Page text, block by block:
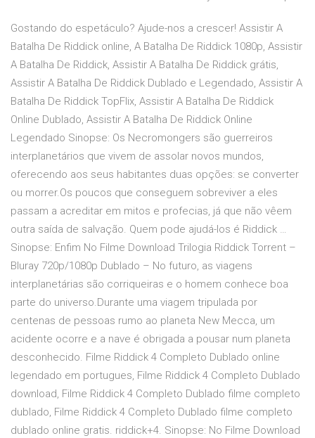
Gostando do espetáculo? Ajude-nos a crescer! Assistir A
Batalha De Riddick online, A Batalha De Riddick 1080p, Assistir
A Batalha De Riddick, Assistir A Batalha De Riddick grátis,
Assistir A Batalha De Riddick Dublado e Legendado, Assistir A
Batalha De Riddick TopFlix, Assistir A Batalha De Riddick
Online Dublado, Assistir A Batalha De Riddick Online
Legendado Sinopse: Os Necromongers são guerreiros
interplanetários que vivem de assolar novos mundos,
oferecendo aos seus habitantes duas opções: se converter
ou morrer.Os poucos que conseguem sobreviver a eles
passam a acreditar em mitos e profecias, já que não vêem
outra saída de salvação. Quem pode ajudá-los é Riddick …
Sinopse: Enfim No Filme Download Trilogia Riddick Torrent –
Bluray 720p/1080p Dublado – No futuro, as viagens
interplanetárias são corriqueiras e o homem conhece boa
parte do universo.Durante uma viagem tripulada por
centenas de pessoas rumo ao planeta New Mecca, um
acidente ocorre e a nave é obrigada a pousar num planeta
desconhecido. Filme Riddick 4 Completo Dublado online
legendado em portugues, Filme Riddick 4 Completo Dublado
download, Filme Riddick 4 Completo Dublado filme completo
dublado, Filme Riddick 4 Completo Dublado filme completo
dublado online gratis. riddick+4. Sinopse: No Filme Download